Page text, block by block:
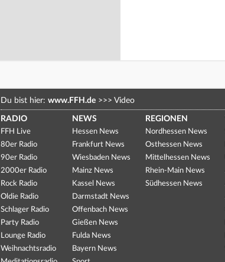
Du bist hier: www.FFH.de >>> Video
RADIO
FFH Live
80er Radio
90er Radio
2000er Radio
Rock Radio
Oldie Radio
Schlager Radio
Party Radio
Lounge Radio
Weihnachtsradio
NEWS
Hessen News
Frankfurt News
Wiesbaden News
Mainz News
Kassel News
Darmstadt News
Offenbach News
Gießen News
Fulda News
Bayern News
REGIONEN
Nordhessen News
Osthessen News
Mittelhessen News
Rhein-Main News
Südhessen News